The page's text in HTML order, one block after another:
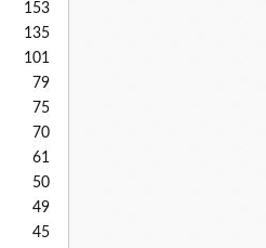
153
135
101
79
75
70
61
50
49
45